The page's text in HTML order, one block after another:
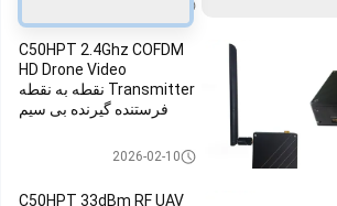
C50HPT 2.4Ghz COFDM
HD Drone Video
Transmitter نقطه به نقطه
فرستنده گیرنده بی سیم
COFDM فرستنده HD
2026-02-10
C50HPT 33dBm RF UAV